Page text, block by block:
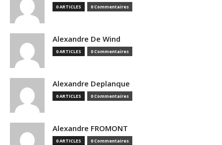
0 ARTICLES 0 Commentaires
Alexandre De Wind
0 ARTICLES 0 Commentaires
Alexandre Deplanque
0 ARTICLES 0 Commentaires
Alexandre FROMONT
0 ARTICLES 0 Commentaires